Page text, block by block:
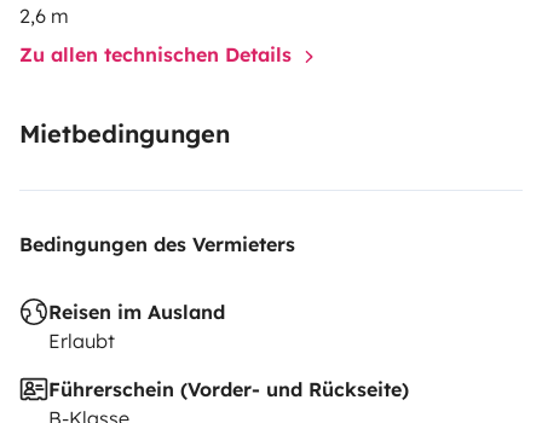
2,6 m
Zu allen technischen Details
Mietbedingungen
Bedingungen des Vermieters
Reisen im Ausland
Erlaubt
Führerschein (Vorder- und Rückseite)
B-Klasse